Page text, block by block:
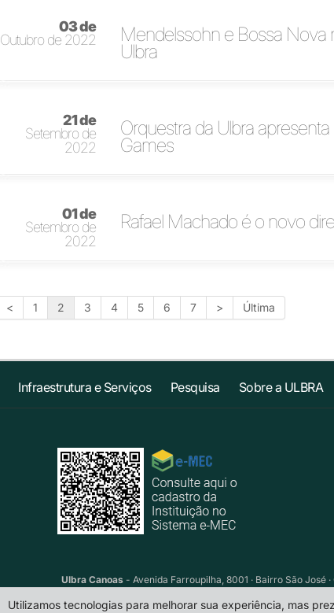
03 de
Outubro de 2022
Mendelssohn e Bossa Nova
Ulbra
21 de
Setembro de
2022
Orquestra da Ulbra
Games
01 de
Setembro de
2022
Rafael Machado é o novo
< 1 2 3 4 5 6 7 > Última
Infraestrutura e Serviços Pesquisa Sobre a ULBRA
Ulbra Canoas- Avenida Farroupilha, 8001 · Bairro São José
Utilizamos tecnologias para melhorar sua experiência, mas